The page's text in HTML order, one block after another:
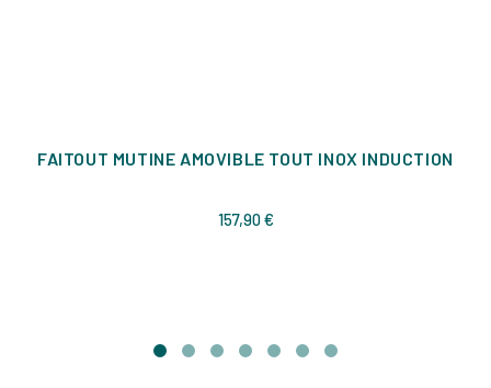
FAITOUT MUTINE AMOVIBLE TOUT INOX INDUCTION
157,90 €Prix